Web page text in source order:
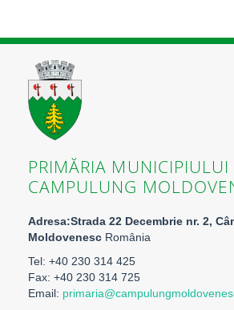
PRIMĂRIA MUNICIPIULUI
CAMPULUNG
Adresa:Strada 22 Decembrie nr. 2,
Moldovenesc România
Tel: +40 230 314 425
Fax: +40 230 314 725
Email: